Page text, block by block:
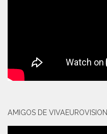
AMIGOS DE VIVAEUROVISION